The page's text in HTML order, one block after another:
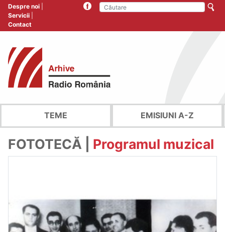
Despre noi
Servicii
Contact
TEME EMISIUNI A-Z
FOTOTECĂ | Programul muzical